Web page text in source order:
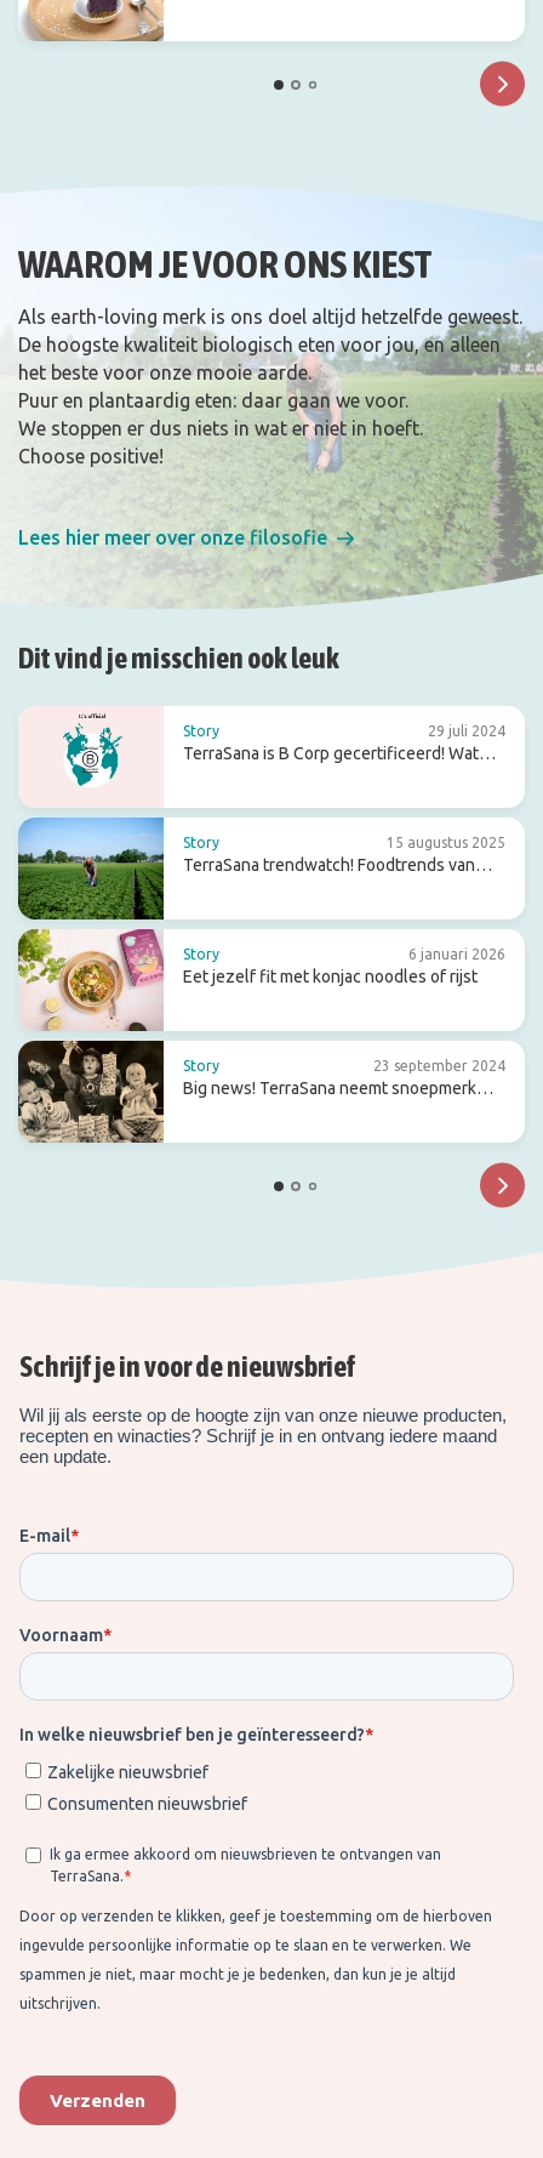
WAAROM JE VOOR ONS KIEST
Als earth-loving merk is ons doel altijd hetzelfde geweest.
De hoogste kwaliteit biologisch eten voor jou, en alleen
het beste voor onze mooie aarde.
Puur en plantaardig eten: daar gaan we voor.
We stoppen er dus niets in wat er niet in hoeft.
Choose positive!
Lees hier meer over onze filosofie
Dit vind je misschien ook leuk
Story 29 juli 2024
TerraSana is B Corp gecertificeerd! Wat
Story 15 augustus 2025
TerraSana trendwatch! Foodtrends van
Story 6 januari 2026
Eet jezelf fit met konjac noodles of rijst
Story 23 september 2024
Big news! TerraSana neemt snoepmerk
Schrijf je in voor de nieuwsbrief